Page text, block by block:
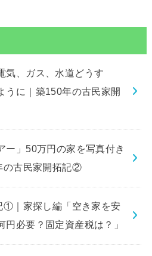
気、ガス、水道どうす
うに｜築150年の古民家開
ー」50万円の家を写真付き
の古民家開拓記②
①｜家探し編「空き家を安
円必要？固定資産税は？」